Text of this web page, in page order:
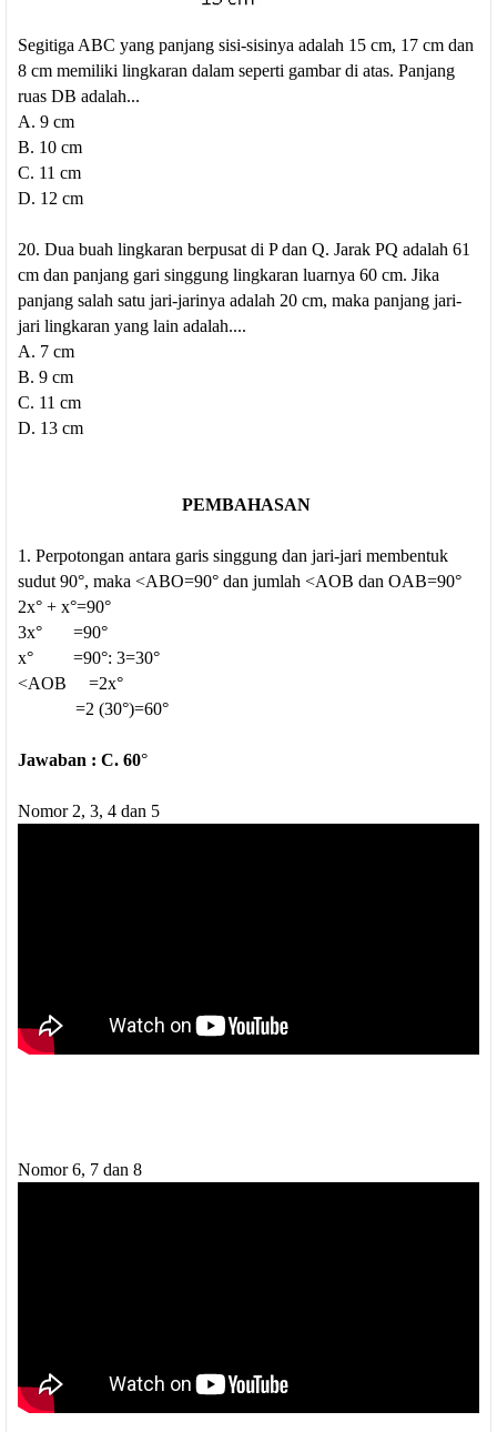
Segitiga ABC yang panjang sisi-sisinya adalah 15 cm, 17 cm dan
8 cm memiliki lingkaran dalam seperti gambar di atas. Panjang
ruas DB adalah...
A. 9 cm
B. 10 cm
C. 11 cm
D. 12 cm
20. Dua buah lingkaran berpusat di P dan Q. Jarak PQ adalah 61
cm dan panjang gari singgung lingkaran luarnya 60 cm. Jika
panjang salah satu jari-jarinya adalah 20 cm, maka panjang jari-
jari lingkaran yang lain adalah....
A. 7 cm
B. 9 cm
C. 11 cm
D. 13 cm
PEMBAHASAN
1. Perpotongan antara garis singgung dan jari-jari membentuk
sudut 90°, maka <ABO=90° dan jumlah <AOB dan OAB=90°
2x° + x°=90°
3x° =90°
x° =90°: 3=30°
<AOB =2x°
=2 (30°)=60°
Jawaban : C. 60°
Nomor 2, 3, 4 dan 5
Nomor 6, 7 dan 8